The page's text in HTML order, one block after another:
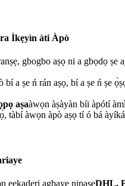
Ìkẹyìn àti Àpò
gbogbo aṣọ ni a gbọdọ ṣe
bí a ṣe ń rán aṣọ, bí a ṣe ń ṣe
aṣaàwọn àṣàyàn bíi àpótí
tàbí àwọn àpò aṣọ tí ó bá
eekaderi agbaye nipasẹDHL,